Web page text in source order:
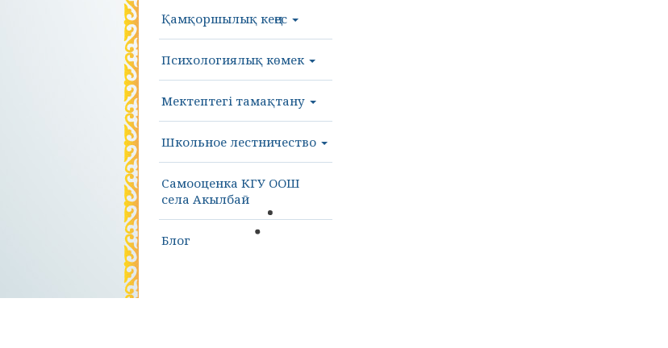
Қамқоршылық кеңес
Психологиялық көмек
Мектептегі тамақтану
Школьное лестничество
Самооценка КГУ ООШ
села Акылбай
Блог